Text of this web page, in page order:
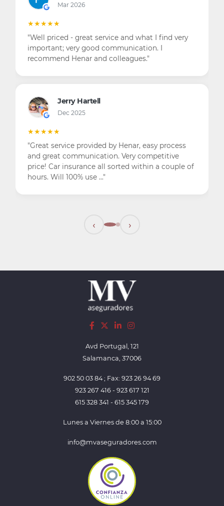
Mar 2026
priced - great service and what I find very
very good communication. I
Henar and colleagues."
Jerry Hartell
Dec 2025
service provided by Henar, easy process
communication. Very competitive
Car insurance all sorted within a couple of
Will 100% use …"
necesitaba.
‹ ›
Avd Portugal, 121
Salamanca, 37006
902 50 03 84 ; Fax: 923 26 94 69
923 267 416 - 923 617 121
615 328 341 - 615 345 179
Lunes a Viernes de 8:00 a 15:00
info@mvaseguradores.com